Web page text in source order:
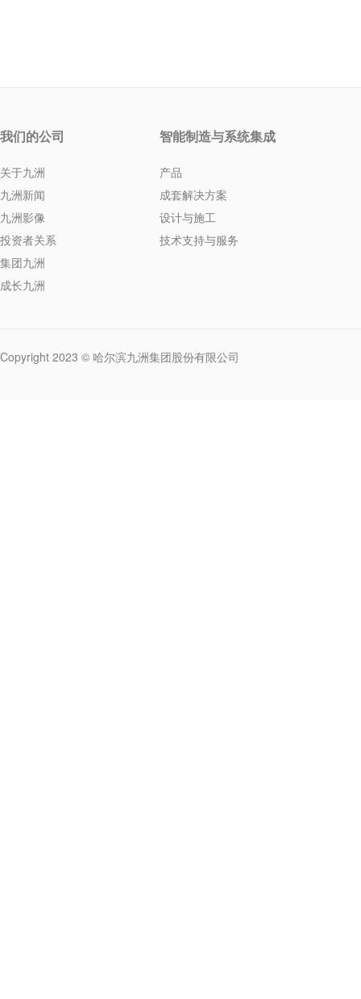
我们的公司
关于九洲
九洲新闻
九洲影像
投资者关系
集团九洲
成长九洲
智能制造与系统集成
产品
成套解决方案
设计与施工
技术支持与服务
Copyright 2023 © 哈尔滨九洲集团股份有限公司